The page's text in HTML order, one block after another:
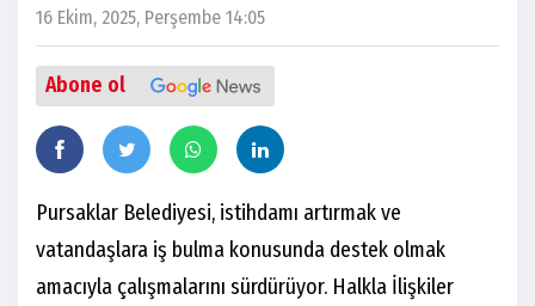
16 Ekim, 2025, Perşembe 14:05
Abone ol
Pursaklar Belediyesi, istihdamı artırmak ve
vatandaşlara iş bulma konusunda destek olmak
amacıyla çalışmalarını sürdürüyor. Halkla İlişkiler